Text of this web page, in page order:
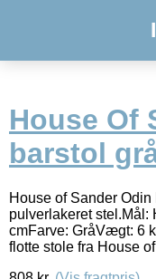
House Of
barstol
House of Sander
pulverlakeret
cmFarve: GråVægt: 6
flotte stole fra House